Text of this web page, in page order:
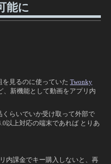
能に
を見るのに使っていた Twonky
、新機能として動画をアプリ内
くらいでいか受け取って外部で
以上対応の端末であれば とりあ
内課金でキー購入しないと、再